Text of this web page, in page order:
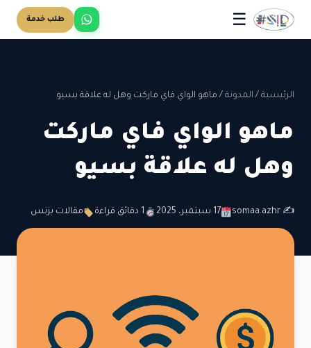
☰ طلب خدمة
الرئيسية / المدونة / ماهو الواي فاي ماركت وهل له علاقة بسيو
ماهو الواي فاي ماركت
وهل له علاقة بسيو
✍️ somaa.azhr 17 سبتمبر، 2025 1 دقائق قراءة مقالات بزنس